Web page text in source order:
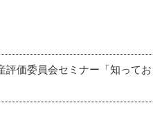
評価委員会セミナー「知って